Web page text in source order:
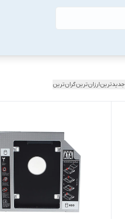
جدیدترینارزان‌ترینگران‌ترین